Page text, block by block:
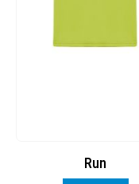
Cuffia Poliestere